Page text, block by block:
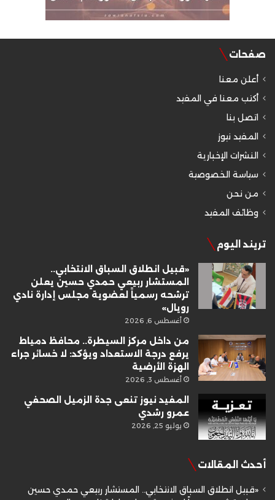
صفحات
أعلن معنا
أكتب معنا في المفيد
اتصل بنا
المفيد نيوز
النشرات الإخبارية
سياسة الخصوصية
من نحن
وظائف المفيد
تريند اليوم
«قبيل انطلاق السباق الانتخابي..
المستشار ربيعي حمدي حسين يعلن
ترشحه رسمياً لعضوية مجلس إدارة نادي
رويال»
أغسطس 6, 2026
من داخل مركز السيطرة.. محافظ دمياط
يرفع درجة الاستعداد ويؤكد: لا خسائر جراء
الهزة الأرضية
أغسطس 3, 2026
المفيد نيوز تنعى جدة الزميل الصحفي
عمرو رشدي
يوليو 25, 2026
أحدث المقالات
«قبيل انطلاق السباق الانتخابي.. المستشار ربيعي حمدي حسين